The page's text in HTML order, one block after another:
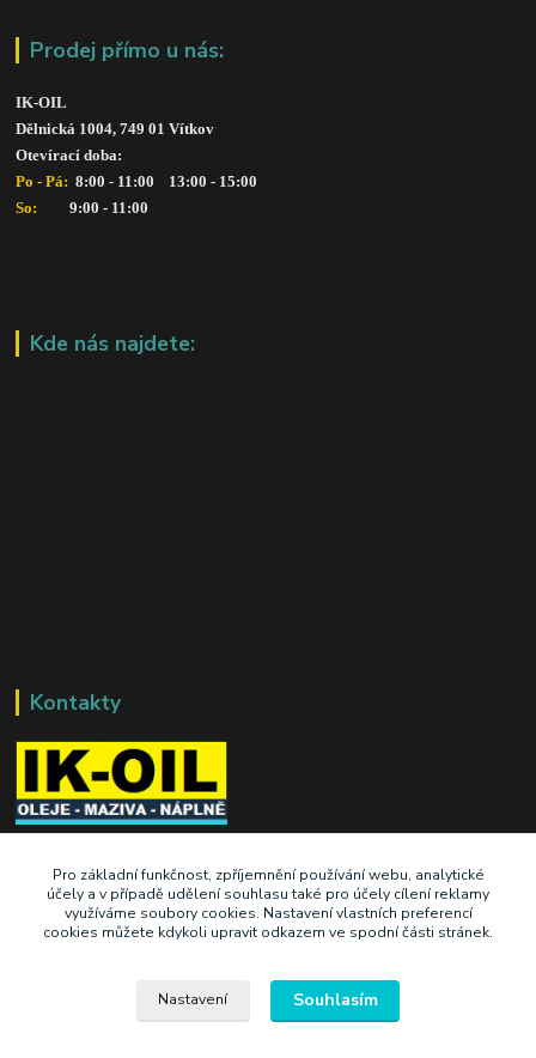
Prodej přímo u nás:
IK-OIL
Dělnická 1004, 749 01 Vítkov
Otevírací doba:
Po - Pá: 8:00 - 11:00    13:00 - 15:00
So:
      9:00 - 11:00
Kde nás najdete:
Kontakty
+420 603 345 409
prodej@ik-oil.cz
Pro základní funkčnost, zpříjemnění používání webu, analytické
účely a v případě udělení souhlasu také pro účely cílení reklamy
využíváme soubory cookies. Nastavení vlastních preferencí
cookies můžete kdykoli upravit odkazem ve spodní části stránek.
Nastavení Souhlasím